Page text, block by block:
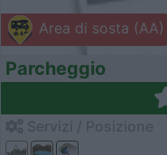
Area di sosta (AA)
Parcheggio